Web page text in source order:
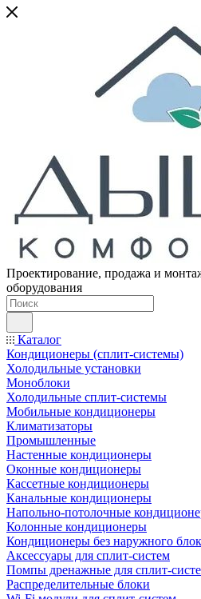
Проектирование, продажа и
оборудования
Каталог
Кондиционеры (сплит-системы)
Холодильные установки
Моноблоки
Холодильные сплит-системы
Мобильные кондиционеры
Климатизаторы
Промышленные
Настенные кондиционеры
Оконные кондиционеры
Кассетные кондиционеры
Канальные кондиционеры
Напольно-потолочные
Колонные кондиционеры
Кондиционеры без наружного
Аксессуары для сплит-систем
Помпы дренажные для сплит-
Распределительные блоки